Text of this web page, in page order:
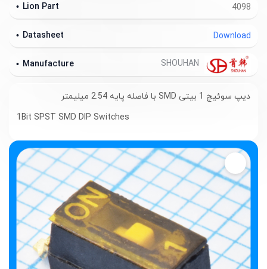
4098
Lion Part
Download
Datasheet
Manufacture
دیپ سوئیچ 1 بیتی SMD با فاصله پایه 2.54 میلیمتر
1Bit SPST SMD DIP Switches